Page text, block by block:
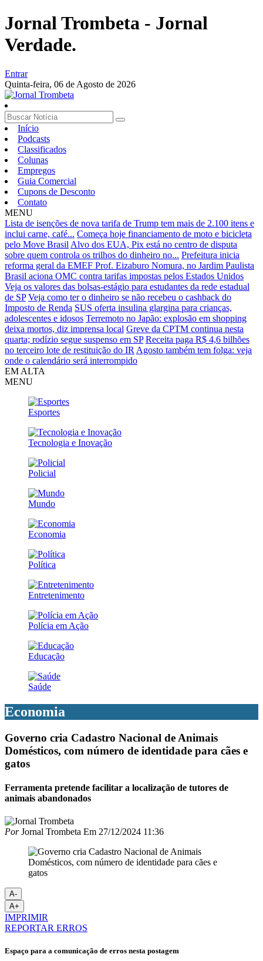
Jornal Trombeta - Jornal
Verdade.
Entrar
Quinta-feira, 06 de Agosto de 2026
Início
Podcasts
Classificados
Colunas
Empregos
Guia Comercial
Cupons de Desconto
Contato
MENU
Lista de isenções de nova tarifa de Trump tem mais de 2.100 itens e
inclui carne, café... Começa hoje financiamento de moto e bicicleta
pelo Move Brasil Alvo dos EUA, Pix está no centro de disputa
sobre quem controla os trilhos do dinheiro no... Prefeitura inicia
reforma geral da EMEF Prof. Eizaburo Nomura, no Jardim Paulista
Brasil aciona OMC contra tarifas impostas pelos Estados Unidos
Veja os valores das bolsas-estágio para estudantes da rede estadual
de SP Veja como ter o dinheiro se não recebeu o cashback do
Imposto de Renda SUS oferta insulina glargina para crianças,
adolescentes e idosos Terremoto no Japão: explosão em shopping
deixa mortos, diz imprensa local Greve da CPTM continua nesta
quarta; rodízio segue suspenso em SP Receita paga R$ 4,6 bilhões
no terceiro lote de restituição do IR Agosto também tem folga: veja
onde o calendário será interrompido
EM ALTA
MENU
Esportes
Tecnologia e Inovação
Policial
Mundo
Economia
Política
Entretenimento
Polícia em Ação
Educação
Saúde
Economia
Governo cria Cadastro Nacional de Animais
Domésticos, com número de identidade para cães e
gatos
Ferramenta pretende facilitar a localização de tutores de
animais abandonados
PorJornal Trombeta Em 27/12/2024 11:36
A-
A+
IMPRIMIR
REPORTAR ERROS
Espaço para a comunicação de erros nesta postagem